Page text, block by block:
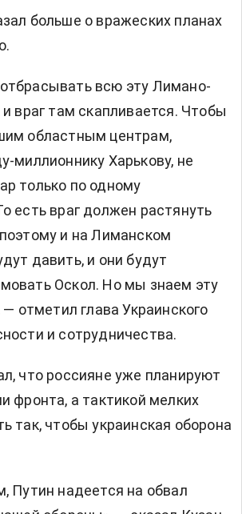
больше о вражеских планах
всю эту Лимано-
враг там скапливается. Чтобы
областным центрам,
миллионнику Харькову, не
только по одному
есть враг должен растянуть
и на Лиманском
давить, и они будут
Оскол. Но мы знаем эту
— отметил глава Украинского
и сотрудничества.
что россияне уже планируют
фронта, а тактикой мелких
так, чтобы украинская оборона
Путин надеется на обвал